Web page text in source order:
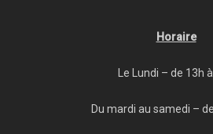
Horaire
Le Lundi – de 13h
Du mardi au samedi –